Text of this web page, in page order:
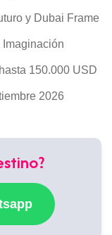
y Dubai Frame
150.000 USD
2026